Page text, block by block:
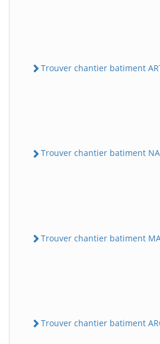
Trouver chantier batiment
Trouver chantier batiment
Trouver chantier batiment
Trouver chantier batiment